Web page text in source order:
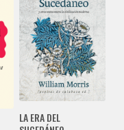
LA ERA DEL